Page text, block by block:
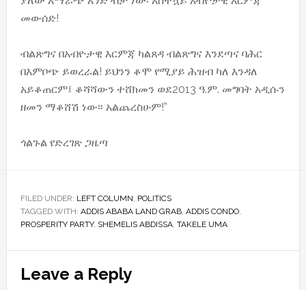
መውሰድ!
ብልጽግና በአብዮታዊ እርምጃ ካልጸዳ ብልጽግና እንደጣና ባሕር
በእምቦጭ ይወረራል! ይህንን ቆሞ የሚያይ ሕዝብ ካለ እንዳለ
አይቆጠርም፤ ቆሻሻውን ተሸክመን ወደ2013 ዓ.ም. መግባት አዲሱን
ዘመን ማቆሸሽ ነው፡፡ አልጨረስሁም!”
ጎልጉል የድረገጽ ጋዜጣ
FILED UNDER: LEFT COLUMN, POLITICS
TAGGED WITH: ADDIS ABABA LAND GRAB, ADDIS CONDO,
PROSPERITY PARTY, SHEMELIS ABDISSA, TAKELE UMA
Interactions
Leave a Reply